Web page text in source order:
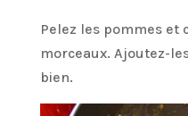
Pelez les pommes et
morceaux. Ajoutez-
bien.